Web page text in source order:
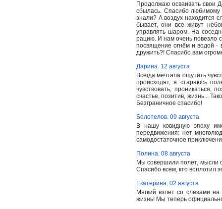
Продолжаю осваивать свои
сбылась. Спасибо
знали? А воздух находится
бывает, они все живут
управлять шаром. На
рацию. И нам очень повезло
посвящение огнём и водой -
дружить?! Спасибо вам
Дарина. 12 августа
Всегда мечтала ощутить
происходят, я стараюсь
чувствовать, проникаться,
счастье, позитив, жизнь...
Безграничное спасибо!
Белотелов. 09 августа
В нашу ковидную эпоху
передвижения: нет
самодостаточное
Полина. 08 августа
Мы совершили полет, мысли
Спасибо всем, кто воплотил
Екатерина. 02 августа
Мягкий взлет со слезами
жизнь! Мы теперь